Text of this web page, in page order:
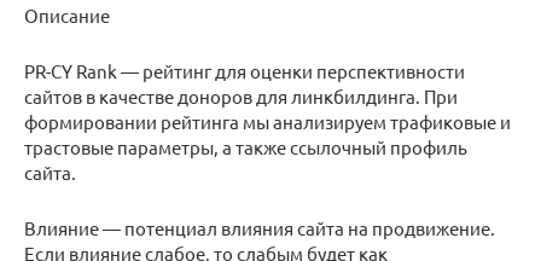
Описание
PR-CY Rank — рейтинг для оценки перспективности
сайтов в качестве доноров для линкбилдинга. При
формировании рейтинга мы анализируем трафиковые и
трастовые параметры, а также ссылочный профиль
сайта.
Влияние — потенциал влияния сайта на продвижение.
Если влияние слабое, то слабым будет как